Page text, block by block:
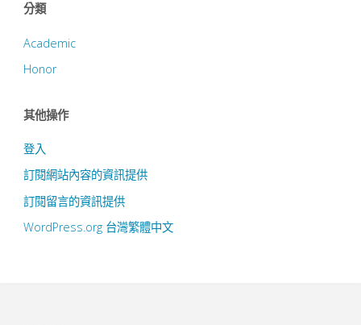
分類
Academic
Honor
其他操作
登入
訂閱網站內容的資訊提供
訂閱留言的資訊提供
WordPress.org 台灣繁體中文